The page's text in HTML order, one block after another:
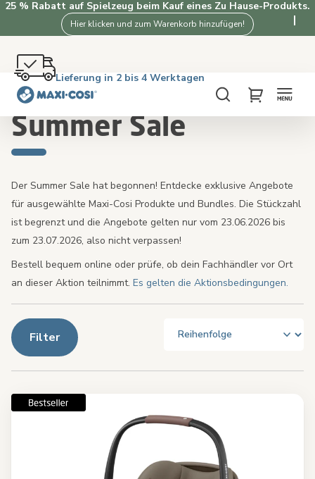
25 % Rabatt auf Spielzeug beim Kauf eines Zu Hause-Produkts.
Hier klicken und zum Warenkorb hinzufügen!
Kostenloser Versand ab €50. Jetzt kaufen!
4.3★ von 3.5K+ Kunden, die Maxi-Cosi lieben
Lieferung in 2 bis 4 Werktagen
Kostenlose Retoure innerhalb von 100 Tagen
Suche My Cart
Startseite Summer Sale
Summer Sale
Der Summer Sale hat begonnen! Entdecke exklusive Angebote
für ausgewählte Maxi-Cosi Produkte und Bundles. Die Stückzahl
ist begrenzt und die Angebote gelten nur vom 23.06.2026 bis
zum 23.07.2026, also nicht verpassen!
Bestell bequem online oder prüfe, ob dein Fachhändler vor Ort
an dieser Aktion teilnimmt. Es gelten die Aktionsbedingungen.
Filter